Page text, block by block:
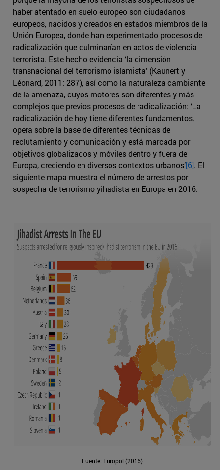
haber atentado en suelo europeo son ciudadanos
europeos, nacidos y creados en estados miembros de la
Unión Europea, donde han experimentado procesos de
radicalización que culminarían en actos de violencia
terrorista. Este hecho evidencia ‘la dimensión
transnacional del terrorismo islamista’ (Kaunert y
Léonard, 2011: 287), así como la naturaleza cambiante
de la amenaza, cuyos motores son diferentes y más
complejos que previos procesos de radicalización: ‘La
radicalización de hoy tiene diferentes fundamentos,
opera sobre la base de diferentes técnicas de
reclutamiento y comunicación y está marcada por
objetivos globalizados y móviles dentro y fuera de
Europa, creciendo en diversos contextos urbanos’[6]. El
siguiente mapa muestra el número de arrestos por
sospecha de terrorismo yihadista en Europa en 2016.
Fuente: Europol (2016)